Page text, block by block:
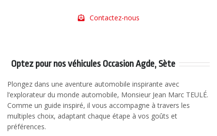
Contactez-nous
Optez pour nosvéhicules Occasion Agde, Sète
Plongez dans une aventure automobile inspirante avec
l’explorateur du monde automobile, Monsieur Jean Marc TEULÉ.
Comme un guide inspiré, il vous accompagne à travers les
multiples choix, adaptant chaque étape à vos goûts et
préférences.